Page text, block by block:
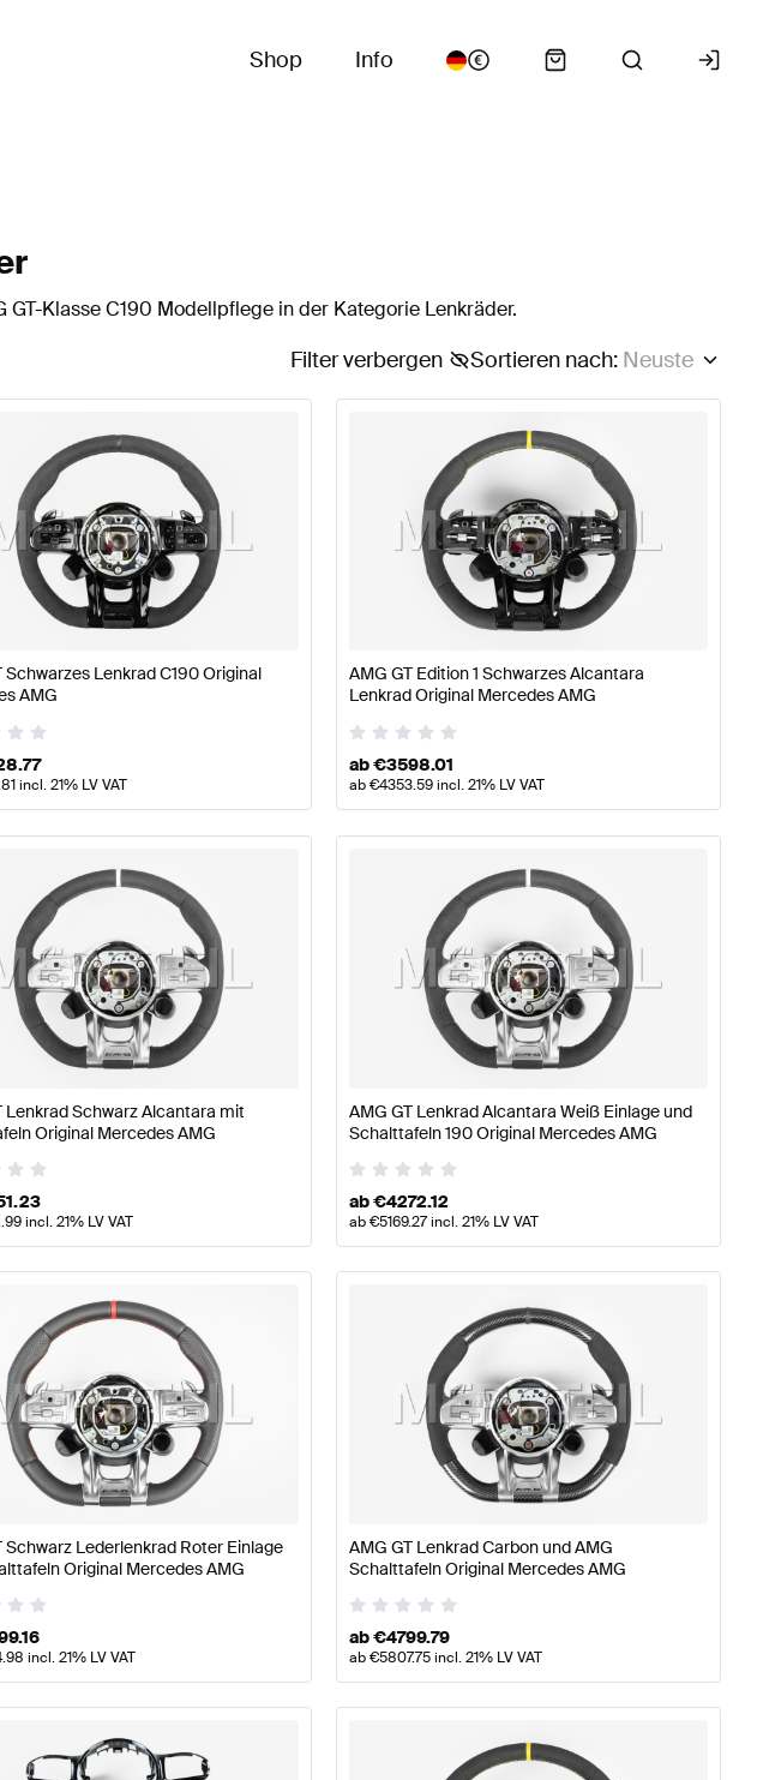
Shop Info
Klasse C190 Modellpflege in der Kategorie Lenkräder.
Sortieren nach: Neuste
Filter verbergen
W177 Lenkräder AMG A-Klasse W176 Modellpflege LenkräderAMG A-Klasse
Mercedes-Benz AMG GT-Klasse C190 Modellpflege
Schwarzes Lenkrad C190 Original
AMG
incl. 21% LV VAT
AMG GT Edition 1 Schwarzes Alcantara
Lenkrad Original Mercedes AMG
ab€3598.01
ab€4353.59incl. 21% LV VAT
Lenkrad Schwarz Alcantara mit
Original Mercedes AMG
incl. 21% LV VAT
AMG GT Lenkrad Alcantara Weiß Einlage und
Schalttafeln 190 Original Mercedes AMG
ab€4272.12
ab€5169.27incl. 21% LV VAT
Schwarz Lederlenkrad Roter Einlage
Original Mercedes AMG
incl. 21% LV VAT
AMG GT Lenkrad Carbon und AMG
Schalttafeln Original Mercedes AMG
ab€4799.79
ab€5807.75incl. 21% LV VAT